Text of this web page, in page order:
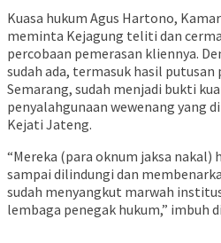
Kuasa hukum Agus Hartono,
meminta Kejagung teliti dan
percobaan pemerasan kliennya.
sudah ada, termasuk hasil
Semarang, sudah menjadi bukti
penyalahgunaan wewenang yang
Kejati Jateng.
“Mereka (para oknum jaksa nakal)
sampai dilindungi dan
sudah menyangkut marwah
lembaga penegak hukum,” imbuh